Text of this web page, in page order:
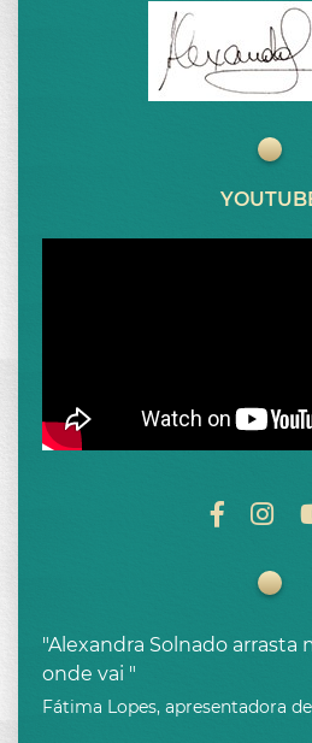
"Alexandra Solnado arrasta
onde vai "
Fátima Lopes, apresentadora